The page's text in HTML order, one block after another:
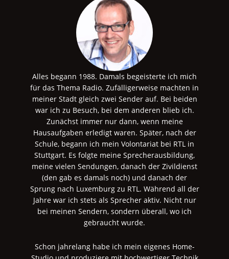
Alles begann 1988. Damals begeisterte ich mich
für das Thema Radio. Zufälligerweise machten in
meiner Stadt gleich zwei Sender auf. Bei beiden
war ich zu Besuch, bei dem anderen blieb ich.
Zunächst immer nur dann, wenn meine
Hausaufgaben erledigt waren. Später, nach der
Schule, begann ich mein Volontariat bei RTL in
Stuttgart. Es folgte meine Sprecherausbildung,
meine vielen Sendungen, danach der Zivildienst
(den gab es damals noch) und danach der
Sprung nach Luxemburg zu RTL. Während all der
Jahre war ich stets als Sprecher aktiv. Nicht nur
bei meinen Sendern, sondern überall, wo ich
gebraucht wurde.
Schon jahrelang habe ich mein eigenes Home-